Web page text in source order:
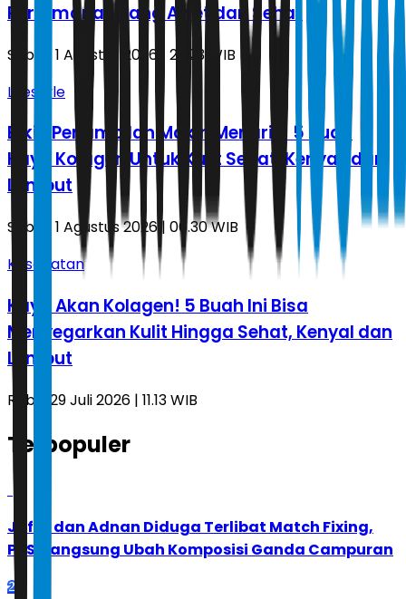
Pertemanan yang Awet dan Sehat
Sabtu, 1 Agustus 2026 | 23.23 WIB
Lifestyle
Bikin Penampilan Makin Menarik! 5 Buah
Kaya Kolagen Untuk Kulit Sehat, Kenyal, dan
Lembut
Sabtu, 1 Agustus 2026 | 06.30 WIB
Kesehatan
Kaya Akan Kolagen! 5 Buah Ini Bisa
Menyegarkan Kulit Hingga Sehat, Kenyal dan
Lembut
Rabu, 29 Juli 2026 | 11.13 WIB
Terpopuler
Jafar dan Adnan Diduga Terlibat Match Fixing,
PBSI Langsung Ubah Komposisi Ganda Campuran
2